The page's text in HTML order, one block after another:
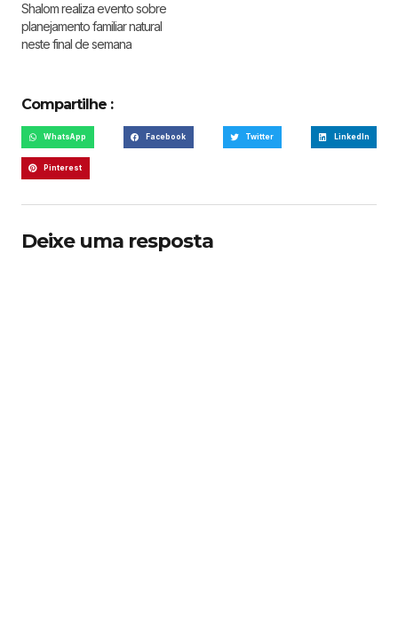
Shalom realiza evento sobre
planejamento familiar natural
neste final de semana
Compartilhe :
WhatsApp Facebook Twitter LinkedIn
Pinterest
Deixe uma resposta